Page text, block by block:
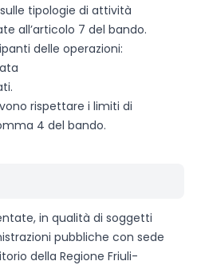
tipologie di attività
all’articolo 7 del bando.
delle operazioni:
rispettare i limiti di
4 del bando.
in qualità di soggetti
pubbliche con sede
della Regione Friuli-